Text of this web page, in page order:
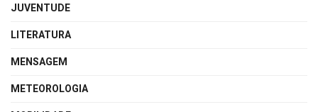
JUVENTUDE
LITERATURA
MENSAGEM
METEOROLOGIA